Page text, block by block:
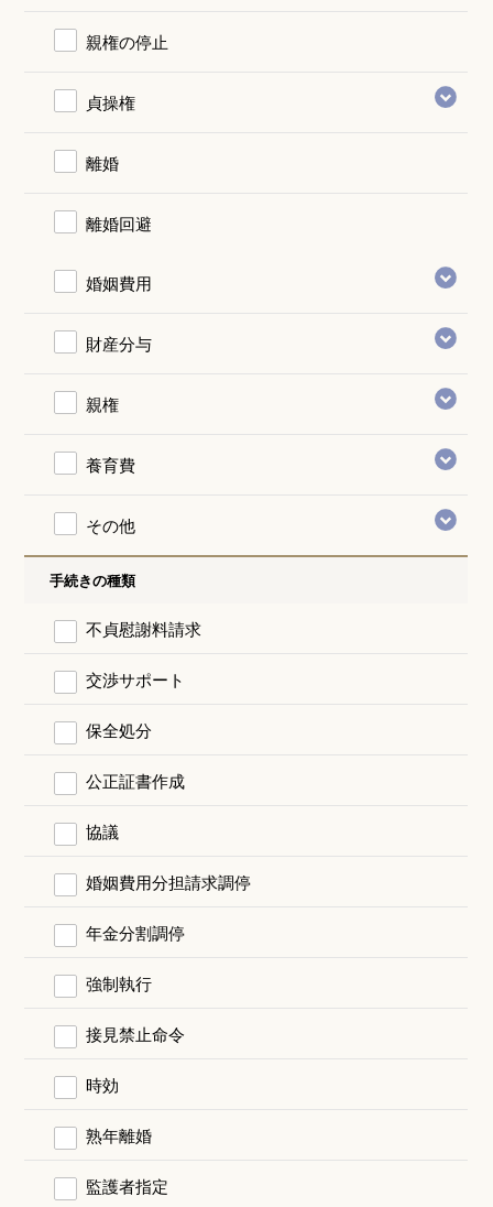
親権の停止
貞操権
離婚
離婚回避
婚姻費用
財産分与
親権
養育費
その他
手続きの種類
不貞慰謝料請求
交渉サポート
保全処分
公正証書作成
協議
婚姻費用分担請求調停
年金分割調停
強制執行
接見禁止命令
時効
熟年離婚
監護者指定